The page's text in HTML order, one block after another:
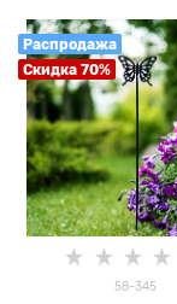
Распродажа
Скидка 70%
58-345